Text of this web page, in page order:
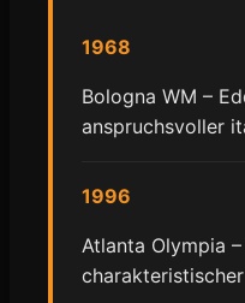
1968
Bologna WM –
anspruchsvoller
1996
Atlanta Olympia